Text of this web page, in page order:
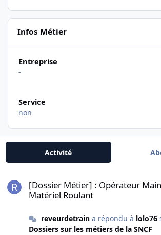
Infos Métier
Entreprise
-
Service
non
Activité
[Dossier Métier] : Opérateur
Matériel Roulant
reveurdetraina répondu à lolo76
Dossiers sur les métiers de la SNCF